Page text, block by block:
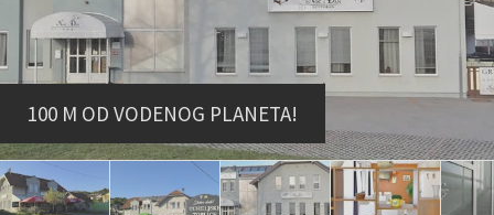
100 M OD VODENOG PLANETA!